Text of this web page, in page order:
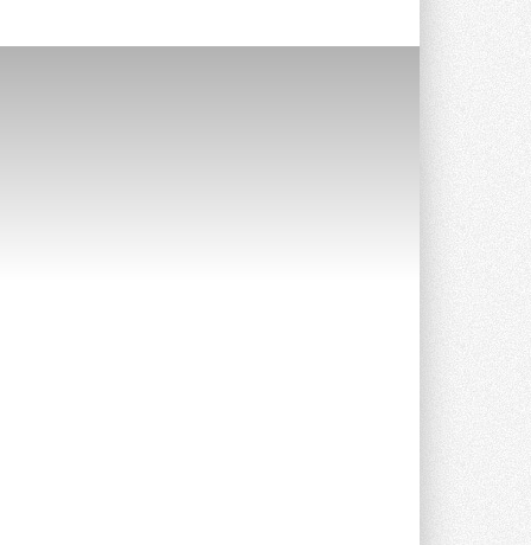
солнечные панели в МКД